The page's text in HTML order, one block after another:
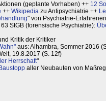
(geplante Vorhaben) ++ 12
++ Wikipedia zu Antipsychiatrie ++
" von Psychiatrie-
StGB (forensische Psychiatrie):
Kritik der Kritiker
aus: Alhambra, Sommer 2016
19.8.2017 (S. 12f)
Herrschaft"
aller Neubauten von